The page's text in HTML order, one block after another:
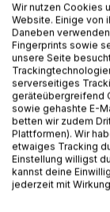
Auf die Merkliste
Titel bewerten
BESCHREIBUNG
Wir nutzen Cookies
Website. Einige von
Daneben
Fingerprints sowie
unsere Seite
serverseitiges
geräteübergreifend
sowie gehashte E-
betten wir zudem
Plattformen). Wir
etwaiges Tracking
Einstellung willigst
kannst deine
jederzeit mit